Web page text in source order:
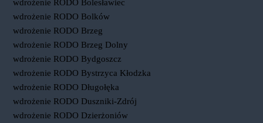
wdrożenie RODO Bolesławiec
wdrożenie RODO Bolków
wdrożenie RODO Brzeg
wdrożenie RODO Brzeg Dolny
wdrożenie RODO Bydgoszcz
wdrożenie RODO Bystrzyca Kłodzka
wdrożenie RODO Długołęka
wdrożenie RODO Duszniki-Zdrój
wdrożenie RODO Dzierżoniów